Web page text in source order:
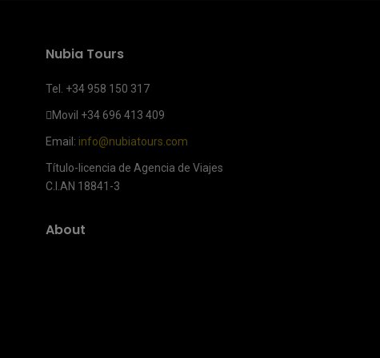
Nubia Tours
Tel. +34 958 150 317
Movil +34 696 413 409
Email: info@nubiatours.com
Título-licencia de Agencia de Viajes
C.I.AN 18841-3
About